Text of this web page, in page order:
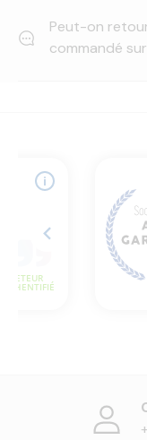
Peut-on
commandé